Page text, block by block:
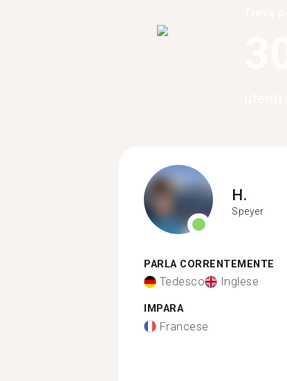
H.
Speyer
PARLA CORRENTEMENTE
Tedesco Inglese
IMPARA
Francese